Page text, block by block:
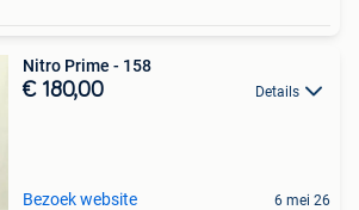
Nitro Prime - 158
€ 180,00 Details
Bezoek website 6 mei 26